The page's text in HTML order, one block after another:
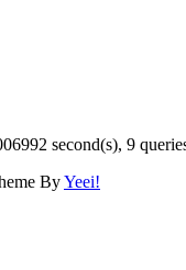
second(s), 9
ByYeei!